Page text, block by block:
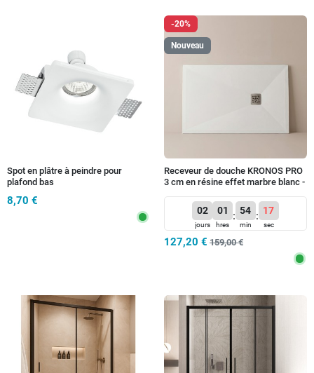
Spot en plâtre à peindre pour
plafond bas
8,70 €
-20%
Nouveau
Receveur de douche KRONOS PRO
3 cm en résine effet marbre blanc -
02
jours
01
hres
: 54
min
: 14
sec
127,20 € 159,00 €